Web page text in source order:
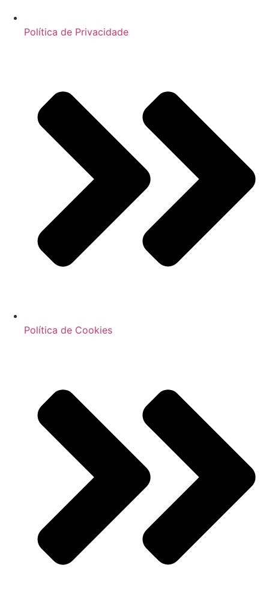
Política de Privacidade
Política de Cookies